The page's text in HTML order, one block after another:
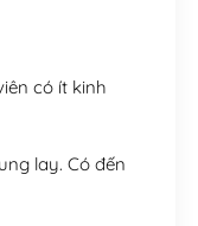
có ít kinh
lay. Có đến